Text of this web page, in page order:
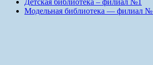
Детская библиотека – филиал №1
Модельная библиотека — филиал